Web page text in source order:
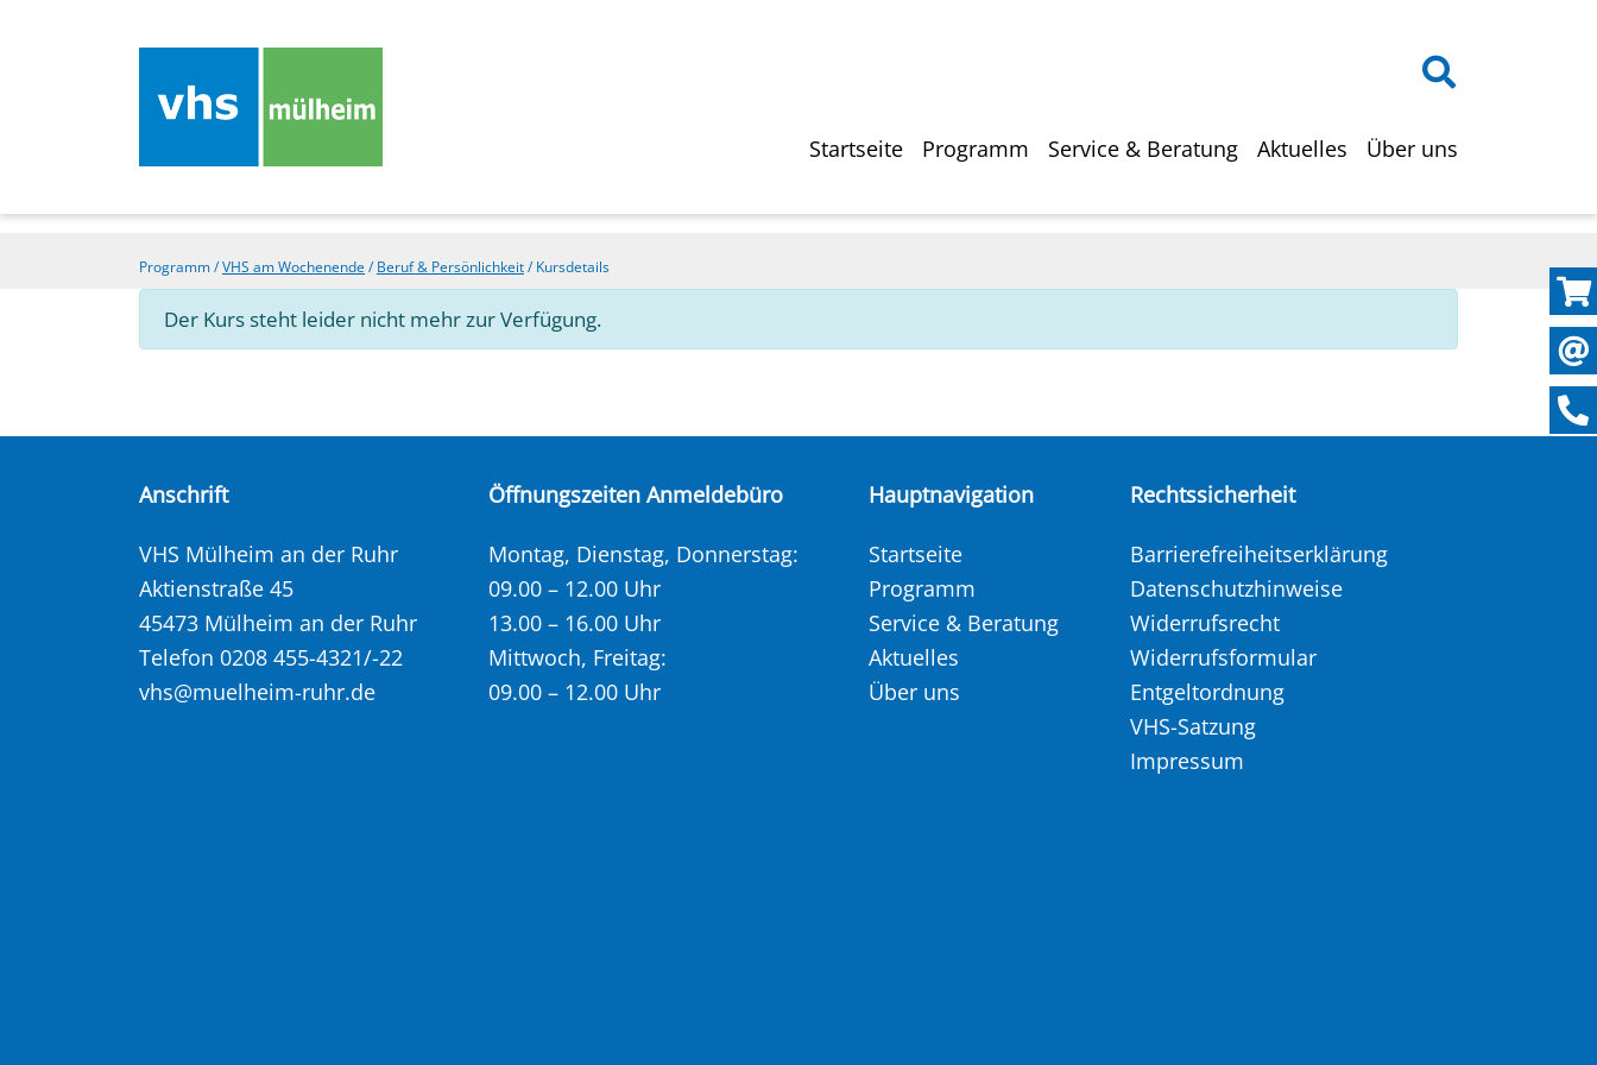
Hauptnavigation
Startseite Programm Service & Beratung Aktuelles Über uns
Programm/VHS am Wochenende /Beruf & Persönlichkeit/Kursdetails
Der Kurs steht leider nicht mehr zur Verfügung.
Anschrift
VHS Mülheim an der Ruhr
Aktienstraße 45
45473 Mülheim an der Ruhr
Telefon 0208 455-4321/-22
vhs@muelheim-ruhr.de
Öffnungszeiten Anmeldebüro
Montag, Dienstag, Donnerstag:
09.00 – 12.00 Uhr
13.00 – 16.00 Uhr
Mittwoch, Freitag:
09.00 – 12.00 Uhr
Hauptnavigation
Startseite
Programm
Service & Beratung
Aktuelles
Über uns
Rechtssicherheit
Barrierefreiheitserklärung
Datenschutzhinweise
Widerrufsrecht
Widerrufsformular
Entgeltordnung
VHS-Satzung
Impressum